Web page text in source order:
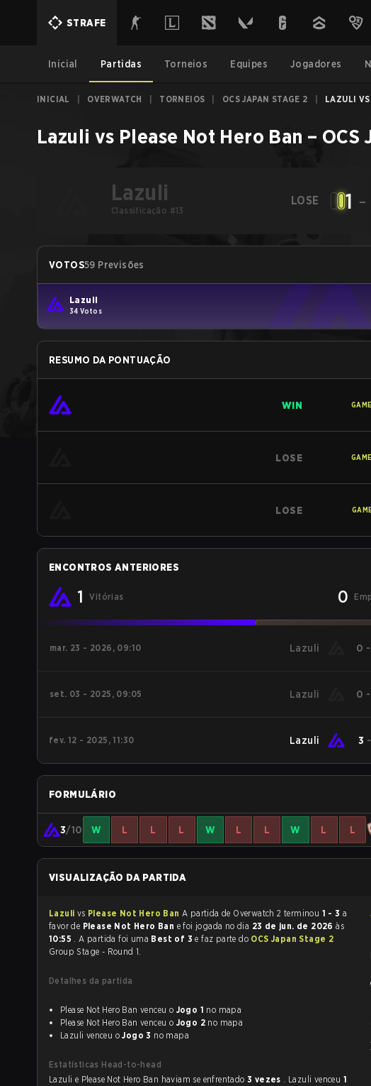
STRAFE
Inicial Partidas Torneios Equipes Jogadores
INICIAL OVERWATCH TORNEIOS OCS JAPAN STAGE 2 LAZULI
Lazuli vs Please Not Hero Ban – OCS
Lazuli
Classificação #13
LOSE 1 -
VOTOS59 Previsões
Lazuli
34 Votos
RESUMO DA PONTUAÇÃO
WIN GAME
LOSE GAME
LOSE
ENCONTROS ANTERIORES
1 Vitórias 0
mar. 23 - 2026, 09:10 Lazuli 0 -
set. 03 - 2025, 09:05 Lazuli 0 -
fev. 12 - 2025, 11:30 Lazuli 3 -
FORMULÁRIO
3/10 W L L L W L L W L L
VISUALIZAÇÃO DA PARTIDA
Lazuli vs Please Not Hero Ban A partida de Overwatch 2 terminou 1 - 3
favor de Please Not Hero Ban e foi jogada no dia 23 de jun. de 2026às
10:55 . A partida foi uma Best of 3e faz parte do OCS Japan Stage 2
Group Stage - Round 1.
Detalhes da partida
Please Not Hero Ban venceu o Jogo 1 no mapa
Please Not Hero Ban venceu o Jogo 2 no mapa
Lazuli venceu oJogo 3 no mapa
Estatísticas Head-to-head
Lazuli e Please Not Hero Ban haviam se enfrentado 3 vezes . Lazuli venceu 1